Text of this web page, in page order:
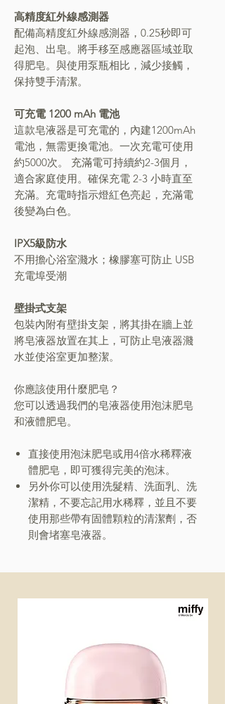
高精度紅外線感測器
配備高精度紅外線感測器，0.25秒即可
起泡、出皂。將手移至感應器區域並取
得肥皂。與使用泵瓶相比，減少接觸，
保持雙手清潔。
可充電 1200 mAh 電池
這款皂液器是可充電的，內建1200mAh
電池，無需更換電池。 一次充電可使用
約5000次。 充滿電可持續約2-3個月，
適合家庭使用。確保充電 2-3 小時直至
充滿。充電時指示燈紅色亮起，充滿電
後變為白色。
IPX5級防水
不用擔心浴室濺水；橡膠塞可防止 USB
充電埠受潮
壁掛式支架
包裝內附有壁掛支架，將其掛在牆上並
將皂液器放置在其上，可防止皂液器濺
水並使浴室更加整潔。
你應該使用什麼肥皂？
您可以透過我們的皂液器使用泡沫肥皂
和液體肥皂。
直接使用泡沫肥皂或用4倍水稀釋液
體肥皂，即可獲得完美的泡沫。
另外你可以使用洗髮精、洗面乳、洗
潔精，不要忘記用水稀釋，並且不要
使用那些帶有固體顆粒的清潔劑，否
則會堵塞皂液器。